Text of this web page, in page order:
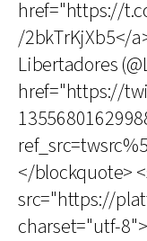
href="https://
/2bkTrKjXb5</
Libertadores
href="https://
</blockquote>
src="https://
charset="utf-